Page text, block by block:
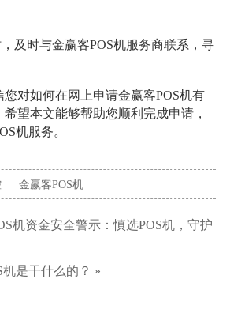
及时与金赢客POS机服务商联系，寻
对如何在网上申请金赢客POS机有
望本文能够帮助您顺利完成申请，
机服务。
金赢客POS机
机资金安全警示：慎选POS机，守护
机是干什么的？ »